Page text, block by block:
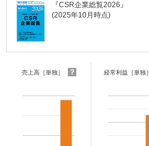
『CSR企業総覧2026』
(2025年10月時点)
売上高［単独］ ？ 経常利益［単独］